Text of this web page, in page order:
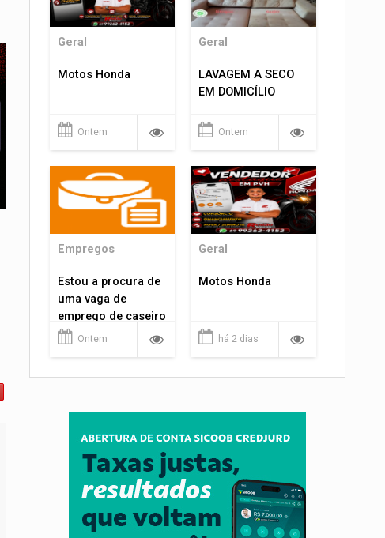
Geral
Motos Honda
Ontem
Geral
LAVAGEM A SECO
EM DOMICÍLIO
Ontem
Empregos
Estou a procura de
uma vaga de
emprego de caseiro
em porto velho
Ontem
Geral
Motos Honda
há 2 dias